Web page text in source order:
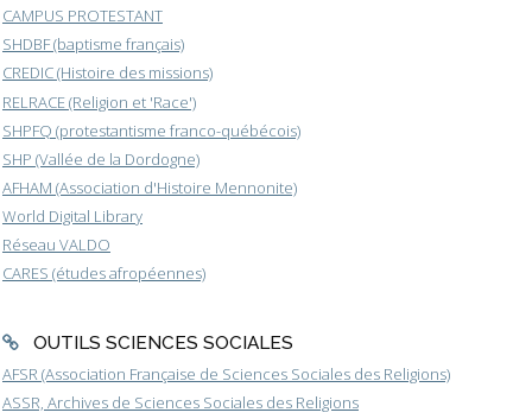
CAMPUS PROTESTANT
SHDBF (baptisme français)
CREDIC (Histoire des missions)
RELRACE (Religion et 'Race')
SHPFQ (protestantisme franco-québécois)
SHP (Vallée de la Dordogne)
AFHAM (Association d'Histoire Mennonite)
World Digital Library
Réseau VALDO
CARES (études afropéennes)
OUTILS SCIENCES SOCIALES
AFSR (Association Française de Sciences Sociales des Religions)
ASSR, Archives de Sciences Sociales des Religions